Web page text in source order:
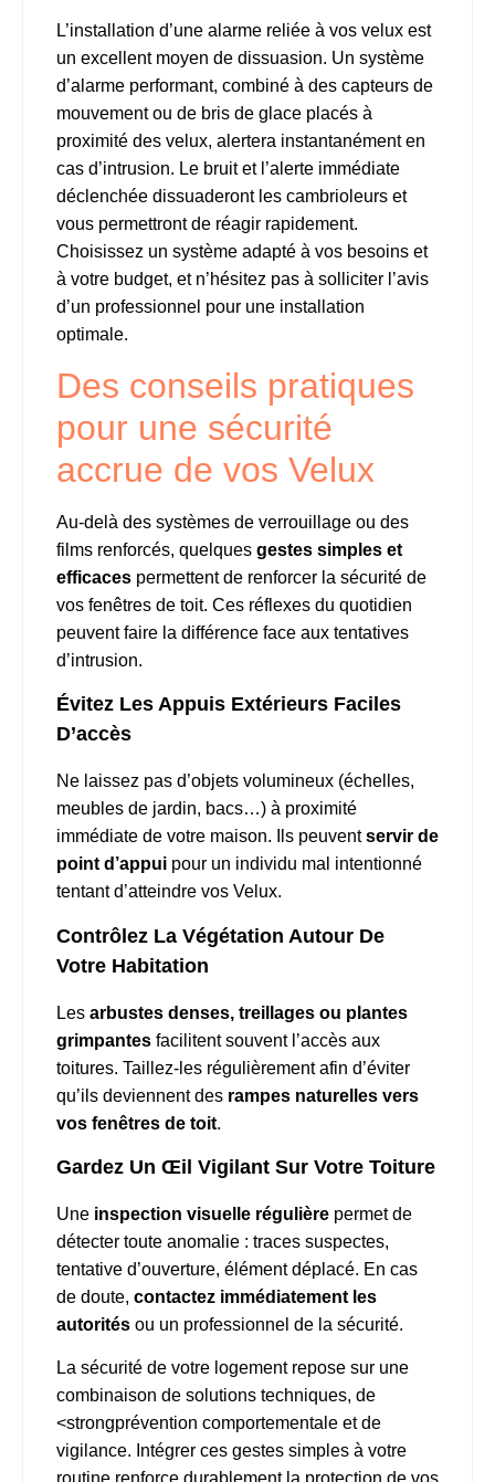
L’installation d’une alarme reliée à vos velux est
un excellent moyen de dissuasion. Un système
d’alarme performant, combiné à des capteurs de
mouvement ou de bris de glace placés à
proximité des velux, alertera instantanément en
cas d’intrusion. Le bruit et l’alerte immédiate
déclenchée dissuaderont les cambrioleurs et
vous permettront de réagir rapidement.
Choisissez un système adapté à vos besoins et
à votre budget, et n’hésitez pas à solliciter l’avis
d’un professionnel pour une installation
optimale.
Des conseils pratiques
pour une sécurité
accrue de vos Velux
Au-delà des systèmes de verrouillage ou des
films renforcés, quelques gestes simples et
efficaces permettent de renforcer la sécurité de
vos fenêtres de toit. Ces réflexes du quotidien
peuvent faire la différence face aux tentatives
d’intrusion.
Évitez Les Appuis Extérieurs Faciles
D’accès
Ne laissez pas d’objets volumineux (échelles,
meubles de jardin, bacs…) à proximité
immédiate de votre maison. Ils peuventservir de
point d’appui pour un individu mal intentionné
tentant d’atteindre vos Velux.
Contrôlez La Végétation Autour De
Votre Habitation
Les arbustes denses, treillages ou plantes
grimpantes facilitent souvent l’accès aux
toitures. Taillez-les régulièrement afin d’éviter
qu’ils deviennent des rampes naturelles vers
vos fenêtres de toit.
Gardez Un Œil Vigilant Sur Votre Toiture
Une inspection visuelle régulière permet de
détecter toute anomalie : traces suspectes,
tentative d’ouverture, élément déplacé. En cas
de doute, contactez immédiatement les
autorités ou un professionnel de la sécurité.
La sécurité de votre logement repose sur une
combinaison de solutions techniques, de
<strongprévention comportementale et de
vigilance. Intégrer ces gestes simples à votre